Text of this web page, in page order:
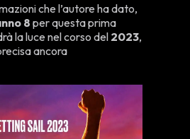
che l’autore ha dato,
8per questa prima
la luce nel corso del 2023,
ancora